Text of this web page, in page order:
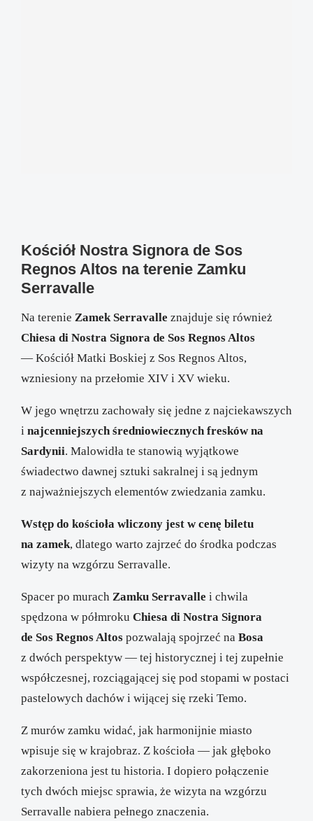
Kościół Nostra Signora de Sos
Regnos Altos na terenie Zamku
Serravalle
Na terenie Zamek Serravalle znajduje się również
Chiesa di Nostra Signora de Sos Regnos Altos
— Kościół Matki Boskiej z Sos Regnos Altos,
wzniesiony na przełomie XIV i XV wieku.
W jego wnętrzu zachowały się jedne z najciekawszych
i najcenniejszych średniowiecznych fresków na
Sardynii. Malowidła te stanowią wyjątkowe
świadectwo dawnej sztuki sakralnej i są jednym
z najważniejszych elementów zwiedzania zamku.
Wstęp do kościoła wliczony jest w cenę biletu
na zamek, dlatego warto zajrzeć do środka podczas
wizyty na wzgórzu Serravalle.
Spacer po murach Zamku Serravalle i chwila
spędzona w półmroku Chiesa di Nostra Signora
de Sos Regnos Altos pozwalają spojrzeć na Bosa
z dwóch perspektyw — tej historycznej i tej zupełnie
współczesnej, rozciągającej się pod stopami w postaci
pastelowych dachów i wijącej się rzeki Temo.
Z murów zamku widać, jak harmonijnie miasto
wpisuje się w krajobraz. Z kościoła — jak głęboko
zakorzeniona jest tu historia. I dopiero połączenie
tych dwóch miejsc sprawia, że wizyta na wzgórzu
Serravalle nabiera pełnego znaczenia.